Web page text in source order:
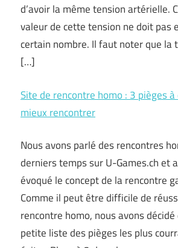
d’avoir la même tension artérielle.
valeur de cette tension ne doit pas
certain nombre. Il faut noter que la
[…]
Site de rencontre homo : 3 pièges
mieux rencontrer
Nous avons parlé des rencontres
derniers temps sur U-Games.ch et
évoqué le concept de la rencontre
Comme il peut être difficile de
rencontre homo, nous avons décidé
petite liste des pièges les plus